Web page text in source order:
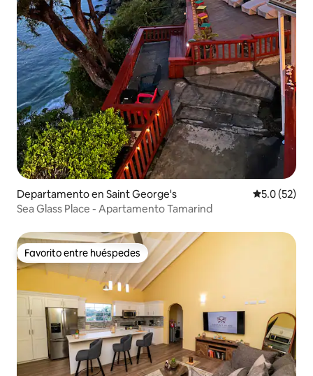
Departamento en Saint George's Calificación
5.0 (52)
Sea Glass Place - Apartamento Tamarind
Favorito entre huéspedes
Favorito entre huéspedes